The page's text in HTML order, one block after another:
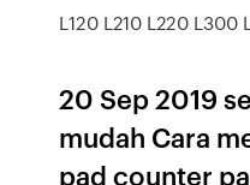
L120 L210 L220 L300
20 Sep 2019
mudah Cara
pad counter